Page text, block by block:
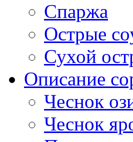
Спаржа
Острые
Сухой
Описание
Чеснок
Чеснок